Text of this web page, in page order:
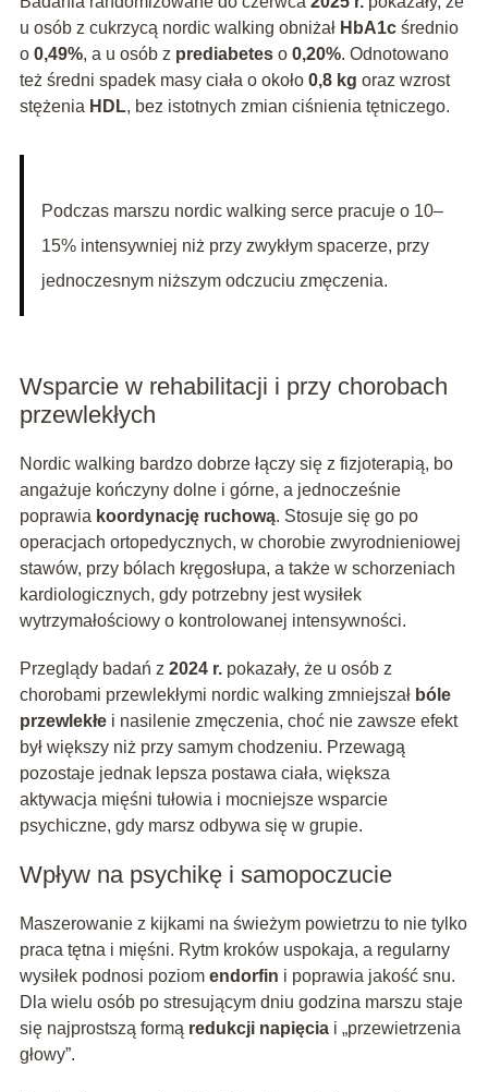
u osób z cukrzycą nordic walking obniżał HbA1cśrednio
o 0,49%, a u osób z prediabeteso 0,20%. Odnotowano
też średni spadek masy ciała o około 0,8 kg oraz wzrost
stężenia HDL, bez istotnych zmian ciśnienia tętniczego.
Podczas marszu nordic walking serce pracuje o 10–
15% intensywniej niż przy zwykłym spacerze, przy
jednoczesnym niższym odczuciu zmęczenia.
Wsparcie w rehabilitacji i przy chorobach
przewlekłych
Nordic walking bardzo dobrze łączy się z fizjoterapią, bo
angażuje kończyny dolne i górne, a jednocześnie
poprawia koordynację ruchową. Stosuje się go po
operacjach ortopedycznych, w chorobie zwyrodnieniowej
stawów, przy bólach kręgosłupa, a także w schorzeniach
kardiologicznych, gdy potrzebny jest wysiłek
wytrzymałościowy o kontrolowanej intensywności.
Przeglądy badań z 2024 r.pokazały, że u osób z
chorobami przewlekłymi nordic walking zmniejszał bóle
przewlekłei nasilenie zmęczenia, choć nie zawsze efekt
był większy niż przy samym chodzeniu. Przewagą
pozostaje jednak lepsza postawa ciała, większa
aktywacja mięśni tułowia i mocniejsze wsparcie
psychiczne, gdy marsz odbywa się w grupie.
Wpływ na psychikę i samopoczucie
Maszerowanie z kijkami na świeżym powietrzu to nie tylko
praca tętna i mięśni. Rytm kroków uspokaja, a regularny
wysiłek podnosi poziom endorfin i poprawia jakość snu.
Dla wielu osób po stresującym dniu godzina marszu staje
się najprostszą formą redukcji napięciai „przewietrzenia
głowy”.